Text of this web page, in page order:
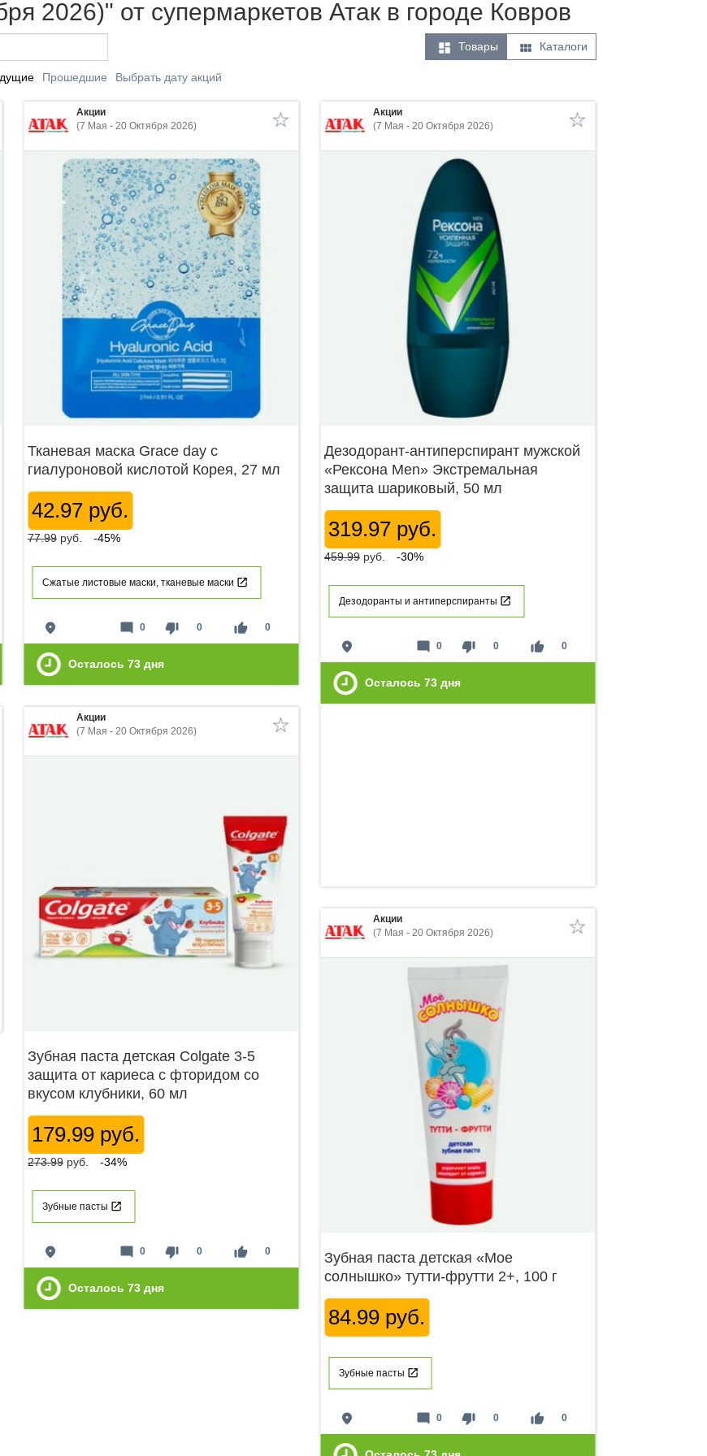
2026)" от супермаркетов Атак в городе Ковров
 Товары  Каталоги
Прошедшие Выбрать дату акций
Акции
(7 Мая - 20 Октября 2026)
Тканевая маска Grace day с
гиалуроновой кислотой Корея, 27 мл
42.97 руб.
77.99 руб. -45%
Сжатые листовые маски, тканевые маски
place thumb_down 0 thumb_up 0
mode_comment 0
Осталось 73 дня
Акции
(7 Мая - 20 Октября 2026)
Дезодорант-антиперспирант мужской
«Рексона Men» Экстремальная
защита шариковый, 50 мл
319.97 руб.
459.99 руб. -30%
Дезодоранты и антиперспиранты
place thumb_down 0 thumb_up 0
mode_comment 0
Осталось 73 дня
Акции
(7 Мая - 20 Октября 2026)
Зубная паста детская Colgate 3-5
защита от кариеса с фторидом со
вкусом клубники, 60 мл
179.99 руб.
273.99 руб. -34%
Зубные пасты
place thumb_down 0 thumb_up 0
mode_comment 0
Осталось 73 дня
Акции
(7 Мая - 20 Октября 2026)
Зубная паста детская «Мое
солнышко» тутти-фрутти 2+, 100 г
84.99 руб.
Зубные пасты
place thumb_down 0 thumb_up 0
mode_comment 0